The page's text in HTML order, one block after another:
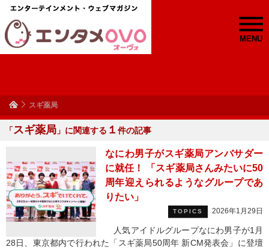
MENU
スギ薬局
「スギ薬局 」に関連する １ 件の記事
なにわ男子がスギ薬局アンバサダー
に就任！ 「スギ薬局さんみたいに50
周年迎えられるようなグループであ
りたい」
TOPICS 2026年1月29日
人気アイドルグループなにわ男子が1月
28日、東京都内で行われた「スギ薬局50周年 新CM発表会」に登壇